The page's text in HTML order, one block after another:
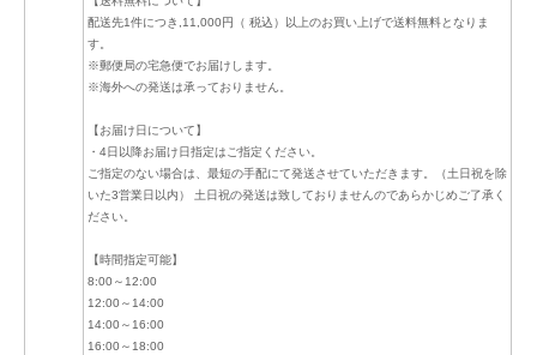
配送先1件につき,11,000円（ 税込）以上のお買い上げで送料無料となりま
す。
※郵便局の宅急便でお届けします。
※海外への発送は承っておりません。
【お届け日について】
・4日以降お届け日指定はご指定ください。
ご指定のない場合は、最短の手配にて発送させていただきます。（土日祝を除
いた3営業日以内） 土日祝の発送は致しておりませんのであらかじめご了承く
ださい。
【時間指定可能】
8:00～12:00
12:00～14:00
14:00～16:00
16:00～18:00